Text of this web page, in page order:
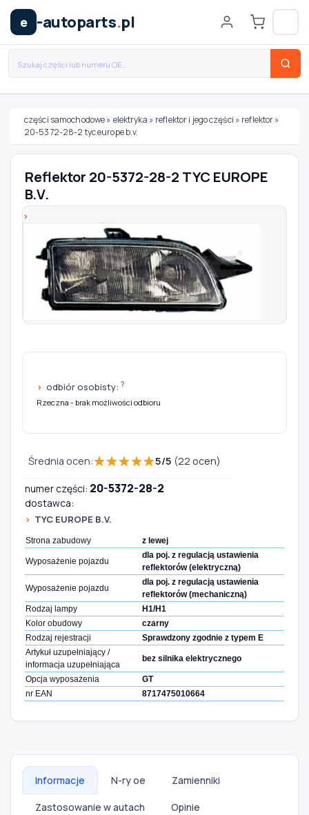
e -autoparts.pl
Wybierz swój pojazd
MARKA
TYP / SILNIK
Szukaj pasujących części
części samochodowe» elektryka » reflektor i jego części » reflektor»
20-5372-28-2 tyc europe b.v.
Reflektor 20-5372-28-2 TYC EUROPE
B.V.
odbiór osobisty: ?
Rzeczna - brak możliwości odbioru
Średnia ocen:★★★★★5/5 (22 ocen)
numer części: 20-5372-28-2
dostawca:
TYC EUROPE B.V.
Strona zabudowy z lewej
Wyposażenie pojazdu
dla poj. z regulacją ustawienia
reflektorów (elektryczną)
Wyposażenie pojazdu
dla poj. z regulacją ustawienia
reflektorów (mechaniczną)
Rodzaj lampy
H1/H1
Kolor obudowy
czarny
Rodzaj rejestracji
Sprawdzony zgodnie z typem E
Artykuł uzupełniający /
informacja uzupełniająca
bez silnika elektrycznego
Opcja wyposażenia
GT
nr EAN
8717475010664
Informacje N-ry oe Zamienniki
Zastosowanie w autach Opinie